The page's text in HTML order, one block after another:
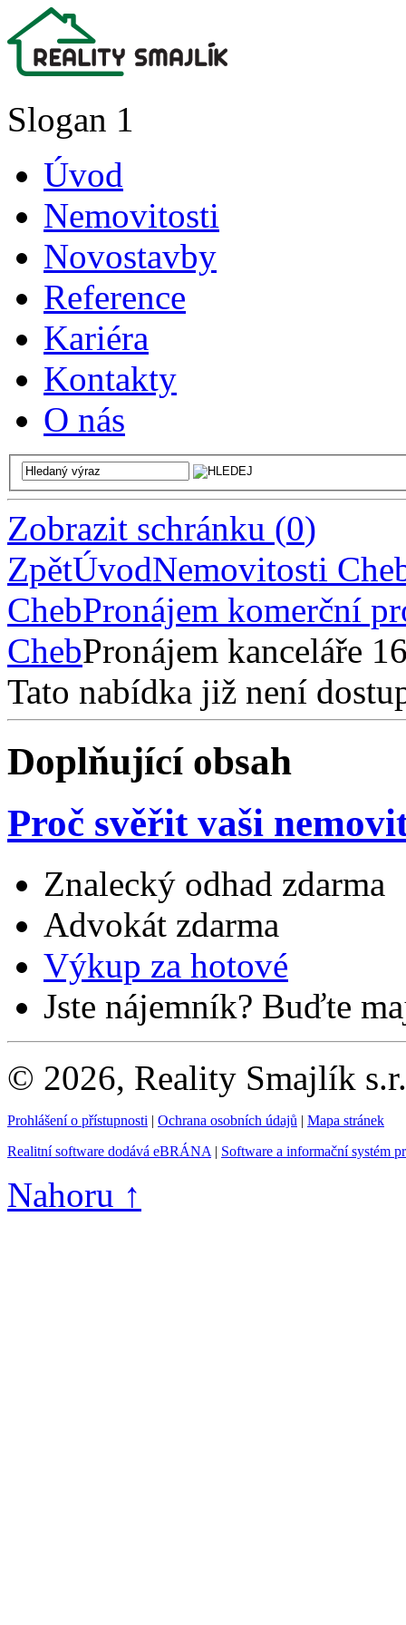
Slogan 1
Úvod
Nemovitosti
Novostavby
Reference
Kariéra
Kontakty
O nás
Zobrazit schránku (0)
ZpětÚvodNemovitosti
ChebPronájem komerční
ChebPronájem kanceláře
Tato nabídka již není
Doplňující obsah
Proč svěřit vaši
Znalecký odhad zdarma
Advokát zdarma
Výkup za hotové
Jste nájemník? Buďte
© 2026, Reality Smajlík
Prohlášení o přístupnosti | Ochrana osobních údajů | Mapa stránek
Realitní software dodává eBRÁNA | Software a informační systém
Nahoru ↑